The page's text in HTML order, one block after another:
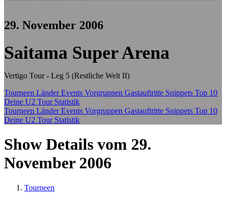
29. November 2006
Saitama Super Arena
Vertigo Tour - Leg 5 (Restliche Welt II)
Tourneen LänderEvents Vorgruppen Gastauftritte Snippets Top 10
Deine U2 Tour Statistik
Tourneen LänderEvents Vorgruppen Gastauftritte Snippets Top 10
Deine U2 Tour Statistik
Show Details vom 29.
November 2006
Tourneen